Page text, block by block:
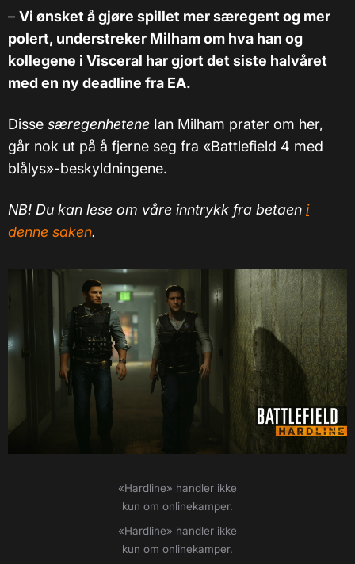
– Vi ønsket å gjøre spillet mer særegent og mer
polert, understreker Milham om hva han og
kollegene i Visceral har gjort det siste halvåret
med en ny deadline fra EA.
Disse særegenhetene Ian Milham prater om her,
går nok ut på å fjerne seg fra «Battlefield 4 med
blålys»-beskyldningene.
NB! Du kan lese om våre inntrykk fra betaen i
denne saken.
«Hardline» handler ikke
kun om onlinekamper.
«Hardline» handler ikke
kun om onlinekamper.